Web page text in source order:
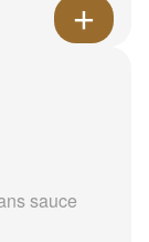
sauce